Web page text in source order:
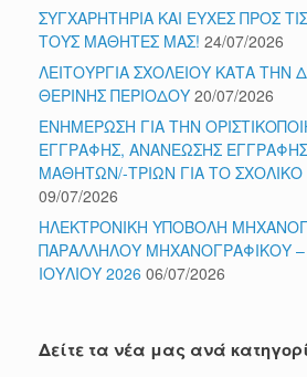
ΣΥΓΧΑΡΗΤΗΡΙΑ ΚΑΙ ΕΥΧΕΣ ΠΡΟΣ
ΤΟΥΣ ΜΑΘΗΤΕΣ ΜΑΣ! 24/07/2026
ΛΕΙΤΟΥΡΓΙΑ ΣΧΟΛΕΙΟΥ ΚΑΤΑ ΤΗΝ
ΘΕΡΙΝΗΣ ΠΕΡΙΟΔΟΥ 20/07/2026
ΕΝΗΜΕΡΩΣΗ ΓΙΑ ΤΗΝ
ΕΓΓΡΑΦΗΣ, ΑΝΑΝΕΩΣΗΣ
ΜΑΘΗΤΩΝ/-ΤΡΙΩΝ ΓΙΑ ΤΟ ΣΧΟΛΙΚΟ
09/07/2026
ΗΛΕΚΤΡΟΝΙΚΗ ΥΠΟΒΟΛΗ
ΠΑΡΑΛΛΗΛΟΥ ΜΗΧΑΝΟΓΡΑΦΙΚΟΥ –
ΙΟΥΛΙΟΥ 2026 06/07/2026
Δείτε τα νέα μας ανά